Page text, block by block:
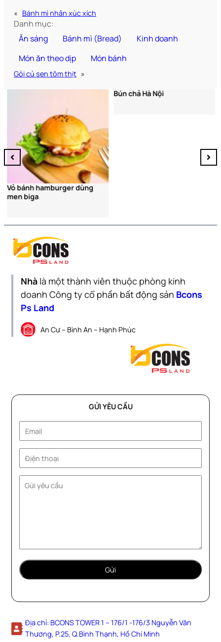
« Bánh mì nhân xúc xích
Danh mục:
Ăn sáng
Bánh mì (Bread)
Kinh doanh
Món ăn theo dịp
Món bánh
Gỏi củ sen tôm thịt »
Vỏ bánh hamburger dùng
men biga
Bún chả Hà Nội
Nhà là một thành viên thuộc phòng kinh
doanh Công ty cổ phần bất động sản Bcons
Ps Land
An Cư – Bình An – Hạnh Phúc
GỬI YÊU CẦU
Địa chỉ: BCONS TOWER 1 – 176/1 -176/3 Nguyễn Văn
Thương, P.25, Q.Bình Thạnh, Hồ Chí Minh